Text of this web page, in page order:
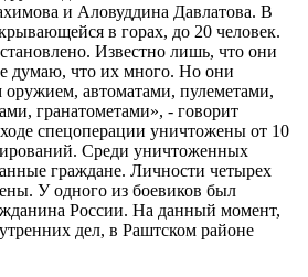
и Аловуддина Давлатова. В
в горах, до 20 человек.
Известно лишь, что они
думаю, что их много. Но они
автоматами, пулеметами,
гранатометами», - говорит
спецоперации уничтожены от 10
Среди уничтоженных
граждане. Личности четырех
У одного из боевиков был
России. На данный момент,
дел, в Раштском районе